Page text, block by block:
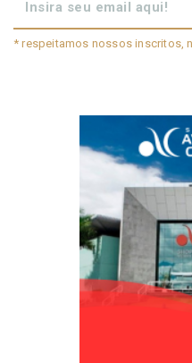
* respeitamos nossos inscritos,